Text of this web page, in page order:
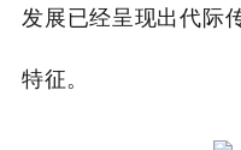
发展已经呈现出代际
特征。